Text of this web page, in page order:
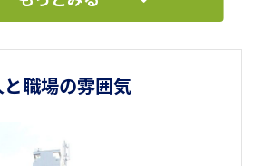
ビリ・介護・ケアマネジメントが一体と
当施設の大きな強みです。職種の垣根
長にもつながります。地域医療に深く
様の生活を支えるやりがいを実感して
職場の雰囲気